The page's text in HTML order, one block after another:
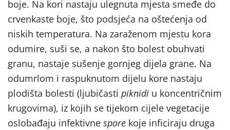
boje. Na kori nastaju ulegnuta mjesta smeđe do
crvenkaste boje, što podsjeća na oštećenja od
niskih temperatura. Na zaraženom mjestu kora
odumire, suši se, a nakon što bolest obuhvati
granu, nastaje sušenje gornjeg dijela grane. Na
odumrlom i raspuknutom dijelu kore nastaju
plodišta bolesti (ljubičasti piknidi u koncentričnim
krugovima), iz kojih se tijekom cijele vegetacije
oslobađaju infektivne spore koje inficiraju druga